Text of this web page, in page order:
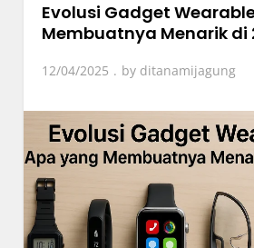
Evolusi Gadget
Membuatnya Menarik di
12/04/2025 by ditanamijagung